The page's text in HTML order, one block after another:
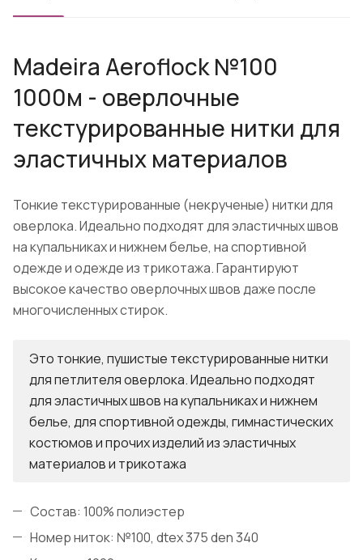
Madeira Aeroflock №100
1000м - оверлочные
текстурированные нитки для
эластичных материалов
Тонкие текстурированные (некрученые) нитки для
оверлока. Идеально подходят для эластичных швов
на купальниках и нижнем белье, на спортивной
одежде и одежде из трикотажа. Гарантируют
высокое качество оверлочных швов даже после
многочисленных стирок.
Это тонкие, пушистые текстурированные нитки
для петлителя оверлока. Идеально подходят
для эластичных швов на купальниках и нижнем
белье, для спортивной одежды, гимнастических
костюмов и прочих изделий из эластичных
материалов и трикотажа
Состав: 100% полиэстер
Номер ниток: №100, dtex 375 den 340